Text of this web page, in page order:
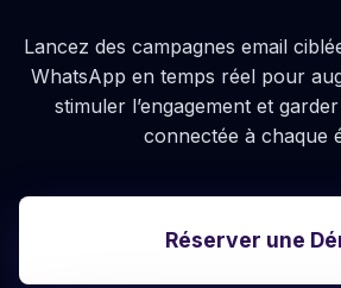
Lancez des campagnes email
WhatsApp en temps réel pour
stimuler l’engagement et
connectée à chaque
Réserver une